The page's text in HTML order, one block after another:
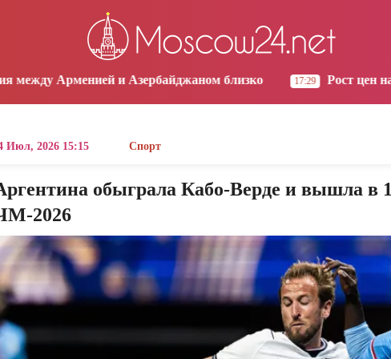
Yerevan
12:24 12:24
Moscow
11:24
и Азербайджаном близко 17:29 Рост цен на продукты в
Июл, 2026 15:15 Спорт
обыграла Кабо-Верде и вышла в
2026